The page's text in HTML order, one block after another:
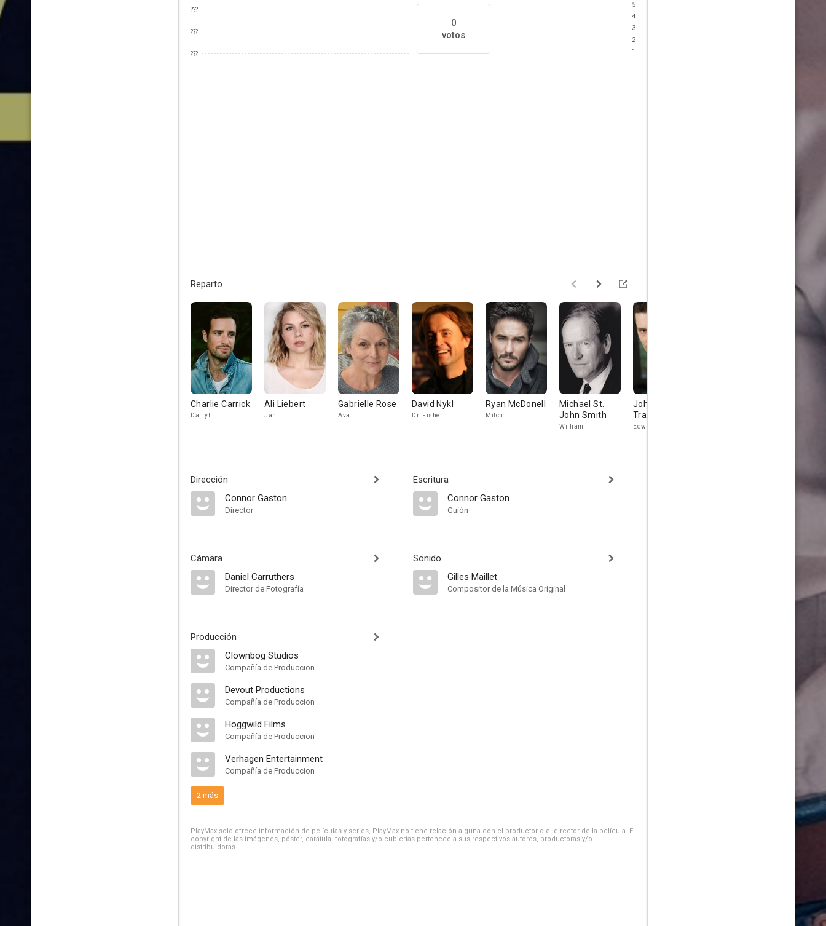
???
???
???
0
votos
5
4
3
2
1
Reparto
Charlie Carrick
Darryl
Ali Liebert
Jan
Gabrielle Rose
Ava
David Nykl
Dr. Fisher
Ryan McDonell
Mitch
Michael St.
John Smith
William
John Emmet
Tracy
Edward R. Jones
Dirección
Connor Gaston
Director
Cámara
Daniel Carruthers
Director de Fotografía
Producción
Clownbog Studios
Compañía de Produccion
Devout Productions
Compañía de Produccion
Hoggwild Films
Compañía de Produccion
Verhagen Entertainment
Compañía de Produccion
2 más
Escritura
Connor Gaston
Guión
Sonido
Gilles Maillet
Compositor de la Música Original
PlayMax solo ofrece información de películas y series, PlayMax no tiene relación alguna con el productor o el director de la película. El
copyright de las imágenes, póster, carátula, fotografías y/o cubiertas pertenece a sus respectivos autores, productoras y/o
distribuidoras.